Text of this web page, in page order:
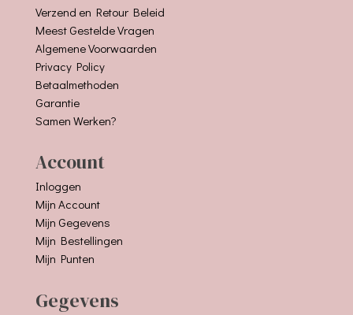
Verzend en Retour Beleid
Meest Gestelde Vragen
Algemene Voorwaarden
Privacy Policy
Betaalmethoden
Garantie
Samen Werken?
Account
Inloggen
Mijn Account
Mijn Gegevens
Mijn Bestellingen
Mijn Punten
Gegevens